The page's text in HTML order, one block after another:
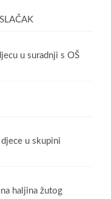
u suradnji s OŠ
u skupini
haljina žutog